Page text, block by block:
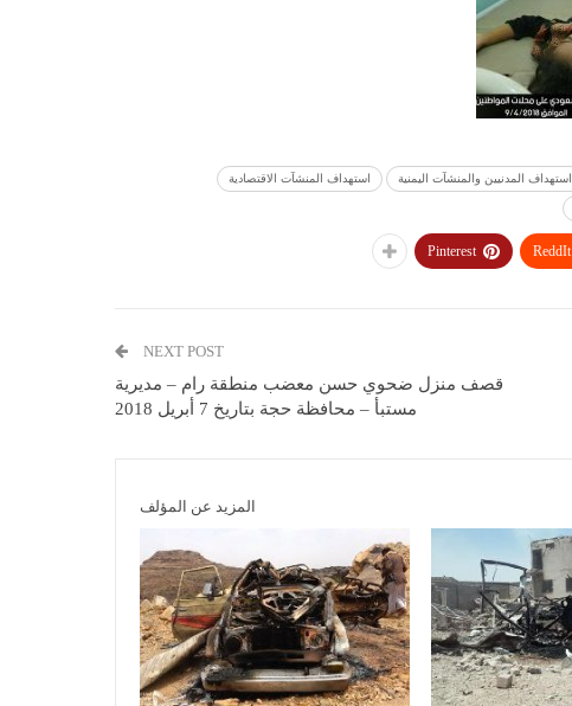
استهداف المدنيين والمنشآت اليمنية استهداف المنشآت الاقتصادية
ReddIt
Pinterest
NEXT POST
قصف منزل ضحوي حسن معضب منطقة رام – مديرية
مستبأ – محافظة حجة بتاريخ 7 أبريل 2018
المزيد عن المؤلف